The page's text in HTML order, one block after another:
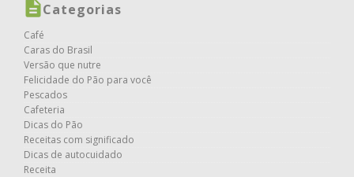
Categorias
Café
Caras do Brasil
Versão que nutre
Felicidade do Pão para você
Pescados
Cafeteria
Dicas do Pão
Receitas com significado
Dicas de autocuidado
Receita